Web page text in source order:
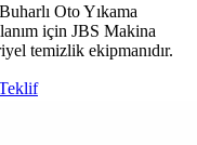
Oto Yıkama
için JBS Makina
temizlik ekipmanıdır.